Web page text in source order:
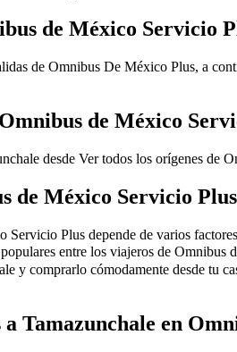
de México Servicio
de Omnibus De México Plus, a
de México
desde Ver todos los orígenes de
de México Servicio
Plus depende de varios
entre los viajeros de
y comprarlo cómodamente desde tu
Tamazunchale en